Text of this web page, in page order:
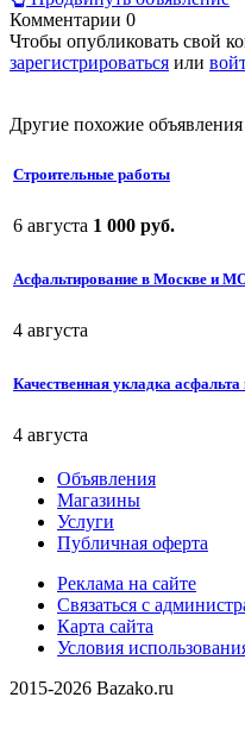
Комментарии 0
Чтобы опубликовать свой
зарегистрироваться или
Другие похожие объявления
Строительные работы
6 августа 1 000 руб.
Асфальтирование в Москве и
4 августа
Качественная укладка
4 августа
Объявления
Магазины
Услуги
Публичная оферта
Реклама на сайте
Связаться с
Карта сайта
Условия
2015-2026 Bazako.ru